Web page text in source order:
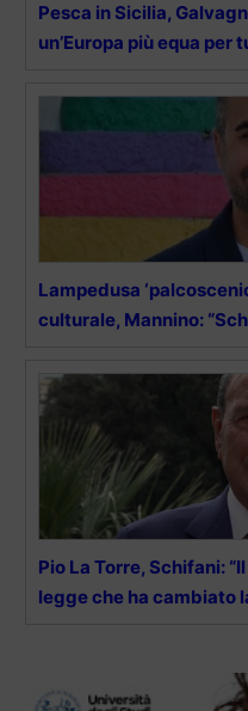
Pesca in Sicilia,
un’Europa più equa
Lampedusa
culturale, Mannino:
Pio La Torre, Schifani:
legge che ha cambiato